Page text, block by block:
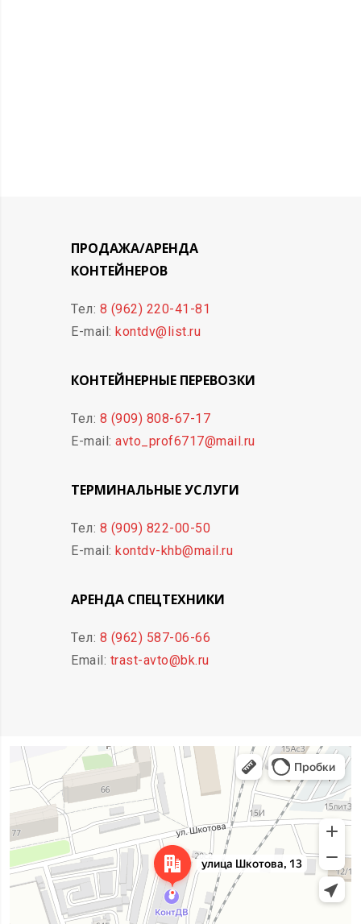
ПРОДАЖА/АРЕНДА
КОНТЕЙНЕРОВ
Тел: 8 (962) 220-41-81
E-mail: kontdv@list.ru
КОНТЕЙНЕРНЫЕ ПЕРЕВОЗКИ
Тел: 8 (909) 808-67-17
E-mail: avto_prof6717@mail.ru
ТЕРМИНАЛЬНЫЕ УСЛУГИ
Тел: 8 (909) 822-00-50
E-mail: kontdv-khb@mail.ru
АРЕНДА СПЕЦТЕХНИКИ
Тел: 8 (962) 587-06-66
Email: trast-avto@bk.ru
Хабаровск
Яндекс Карты — транспорт, навигация, поиск мест